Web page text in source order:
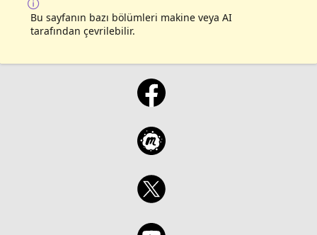
Bu sayfanın bazı bölümleri makine veya AI
tarafından çevrilebilir.